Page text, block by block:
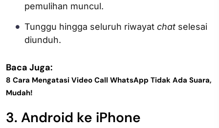
pemulihan muncul.
Tunggu hingga seluruh riwayat chat selesai
diunduh.
Baca Juga:
8 Cara Mengatasi Video Call WhatsApp Tidak Ada Suara,
Mudah!
3. Android ke iPhone